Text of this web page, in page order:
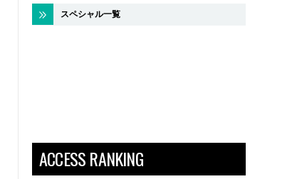
スペシャル一覧
ACCESS RANKING